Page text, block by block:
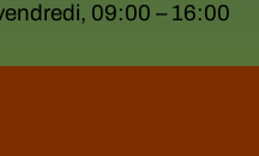
09:00 – 16:00